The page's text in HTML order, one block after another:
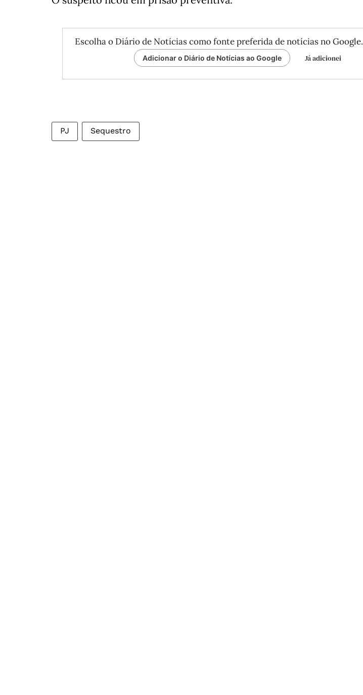
Escolha o Diário de Notícias como fonte preferida de notícias no Google.
Adicionar o Diário de Notícias ao Google Já adicionei
PJ Sequestro